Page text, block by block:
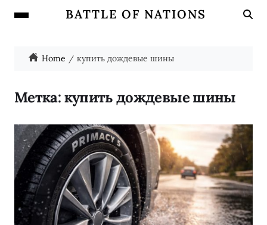
BATTLE OF NATIONS
Home купить дождевые шины
Метка:купить дождевые шины